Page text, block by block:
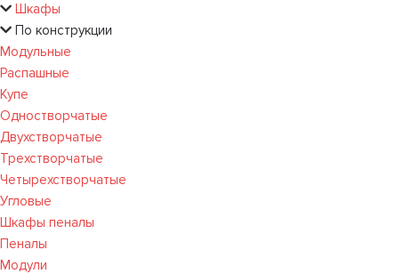
Шкафы
По конструкции
Модульные
Распашные
Купе
Одностворчатые
Двухстворчатые
Трехстворчатые
Четырехстворчатые
Угловые
Шкафы пеналы
Пеналы
Модули